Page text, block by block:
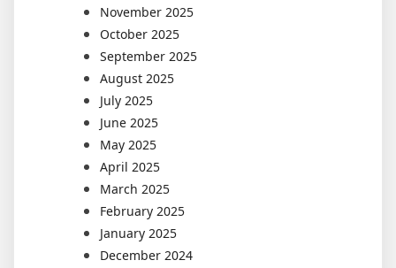
November 2025
October 2025
September 2025
August 2025
July 2025
June 2025
May 2025
April 2025
March 2025
February 2025
January 2025
December 2024